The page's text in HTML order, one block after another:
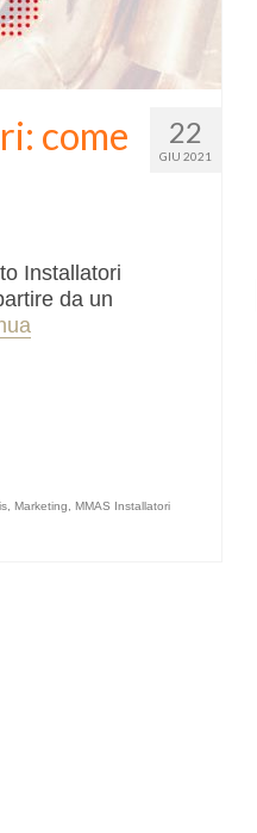
22
GIU 2021
come
Installatori
da un
Marketing MMAS Installatori